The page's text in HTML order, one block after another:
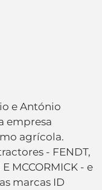
e António
empresa
agrícola.
- FENDT,
MCCORMICK - e
marcas ID